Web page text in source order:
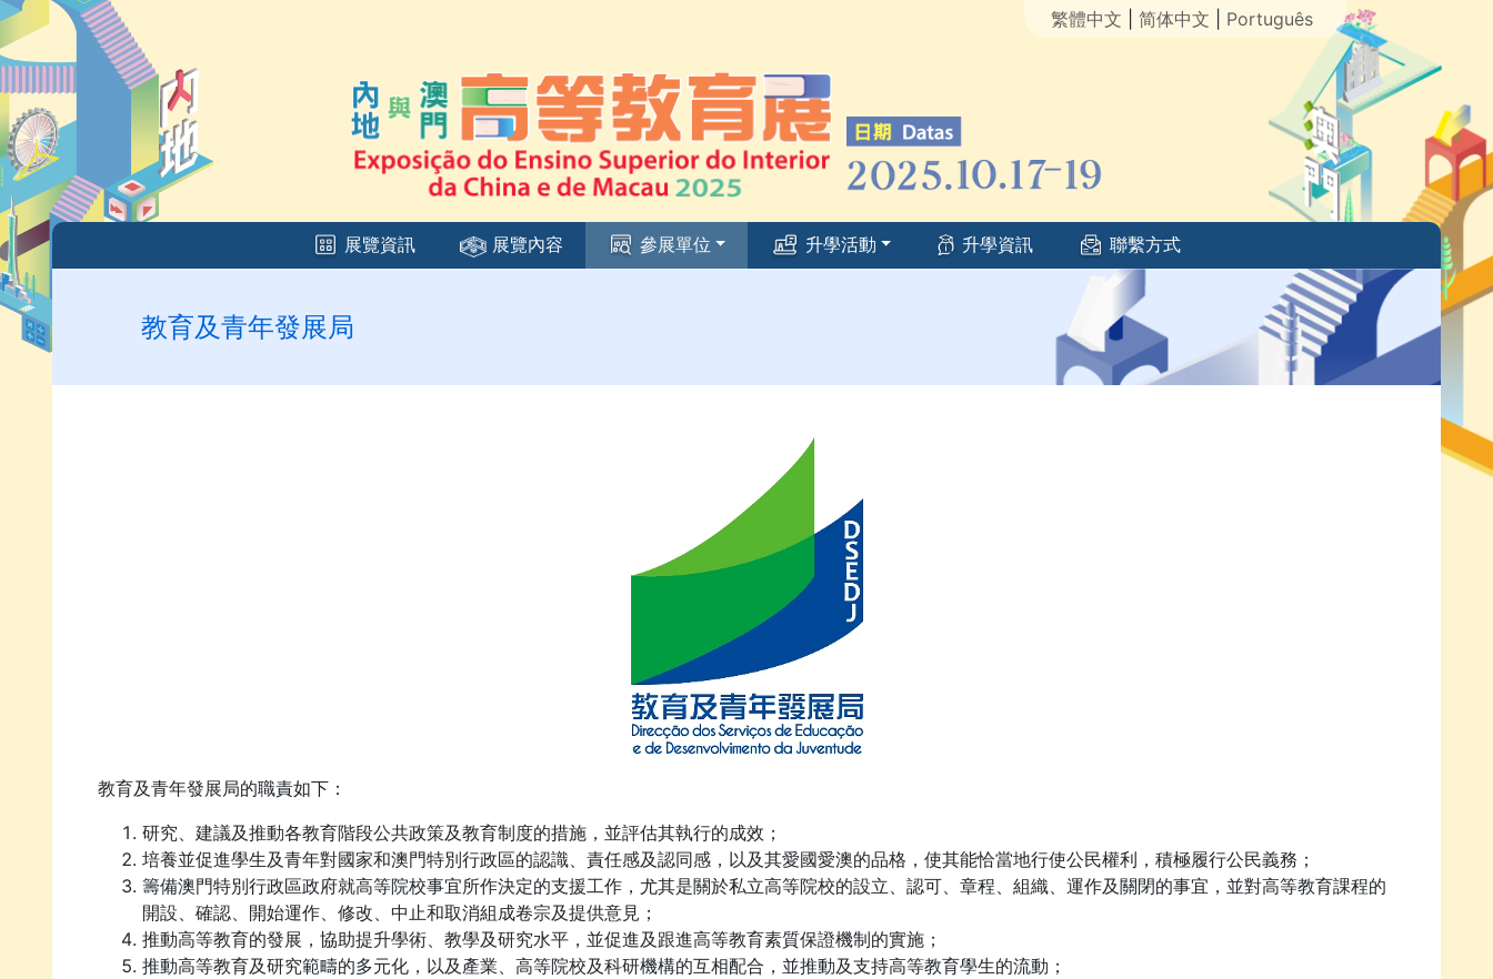
繁體中文 简体中文 Português
展覽資訊 展覽內容 參展單位 升學活動 升學資訊 聯繫方式
教育及青年發展局
教育及青年發展局的職責如下：
研究、建議及推動各教育階段公共政策及教育制度的措施，並評估其執行的成效；
培養並促進學生及青年對國家和澳門特別行政區的認識、責任感及認同感，以及其愛國愛澳的品格，使其能恰當地行使公民權利，積極履行公民義務；
籌備澳門特別行政區政府就高等院校事宜所作決定的支援工作，尤其是關於私立高等院校的設立、認可、章程、組織、運作及關閉的事宜，並對高等教育課程的
開設、確認、開始運作、修改、中止和取消組成卷宗及提供意見；
推動高等教育的發展，協助提升學術、教學及研究水平，並促進及跟進高等教育素質保證機制的實施；
推動高等教育及研究範疇的多元化，以及產業、高等院校及科研機構的互相配合，並推動及支持高等教育學生的流動；